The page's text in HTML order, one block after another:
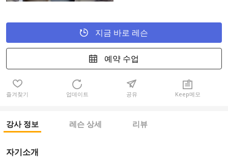
지금 바로 레슨
예약 수업
즐겨찾기 업데이트 공유 Keep메모
강사 정보 레슨 상세 리뷰
자기소개